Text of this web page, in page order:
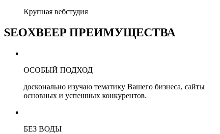
Крупная вебстудия
SEOXBEEP ПРЕИМУЩЕСТВА
ОСОБЫЙ ПОДХОД
досконально изучаю тематику Вашего бизнеса, сайты
основных и успешных конкурентов.
БЕЗ ВОДЫ